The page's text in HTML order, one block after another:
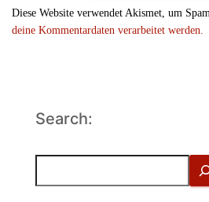
Diese Website verwendet Akismet, um
deine Kommentardaten verarbeitet werden.
Search: